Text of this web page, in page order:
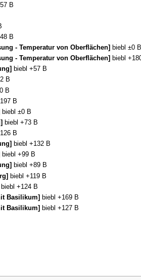
B
B
- Temperatur von Oberflächen] biebl ±0 B
- Temperatur von Oberflächen] biebl
biebl +57 B
B
B
B
biebl ±0 B
biebl +73 B
B
biebl +132 B
biebl +99 B
biebl +89 B
biebl +119 B
biebl +124 B
Basilikum] biebl +169 B
Basilikum] biebl +127 B